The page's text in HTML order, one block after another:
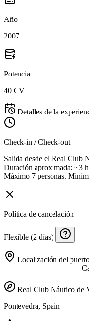
Año
2007
Potencia
40 CV
Detalles de la
Check-in / Check-out
Salida desde el Real Club
Duración aproximada: ~3
Máximo 7 personas.
Política de cancelación
Flexible (2 días)
Localización del puerto
Real Club Náutico de
Pontevedra, Spain